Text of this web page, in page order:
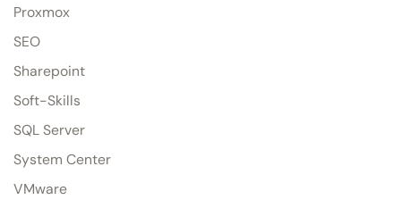
Proxmox
SEO
Sharepoint
Soft-Skills
SQL Server
System Center
VMware